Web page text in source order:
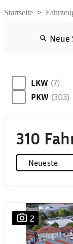
Startseite >
Neue
LKW (7)
PKW (303)
310
Neueste
2